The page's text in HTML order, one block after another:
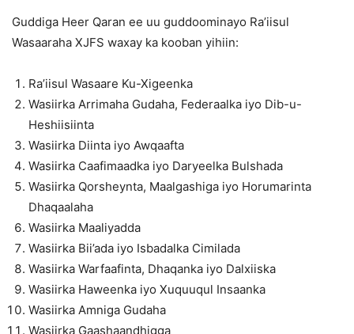
Guddiga Heer Qaran ee uu guddoominayo Ra’iisul
Wasaaraha XJFS waxay ka kooban yihiin:
Ra’iisul Wasaare Ku-Xigeenka
Wasiirka Arrimaha Gudaha, Federaalka iyo Dib-u-
Heshiisiinta
Wasiirka Diinta iyo Awqaafta
Wasiirka Caafimaadka iyo Daryeelka Bulshada
Wasiirka Qorsheynta, Maalgashiga iyo Horumarinta
Dhaqaalaha
Wasiirka Maaliyadda
Wasiirka Bii’ada iyo Isbadalka Cimilada
Wasiirka Warfaafinta, Dhaqanka iyo Dalxiiska
Wasiirka Haweenka iyo Xuquuqul Insaanka
Wasiirka Amniga Gudaha
Wasiirka Gaashaandhigga